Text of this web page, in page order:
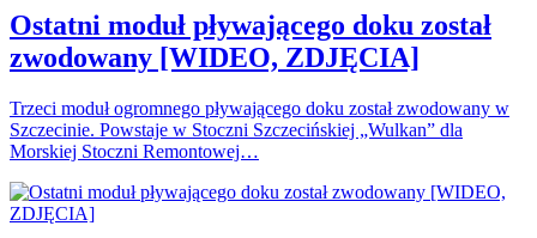
Ostatni moduł pływającego doku został
zwodowany [WIDEO, ZDJĘCIA]
Trzeci moduł ogromnego pływającego doku został zwodowany w
Szczecinie. Powstaje w Stoczni Szczecińskiej „Wulkan” dla
Morskiej Stoczni Remontowej…